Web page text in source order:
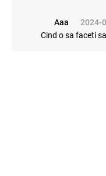
Aaa 2024-
Cind o sa faceti